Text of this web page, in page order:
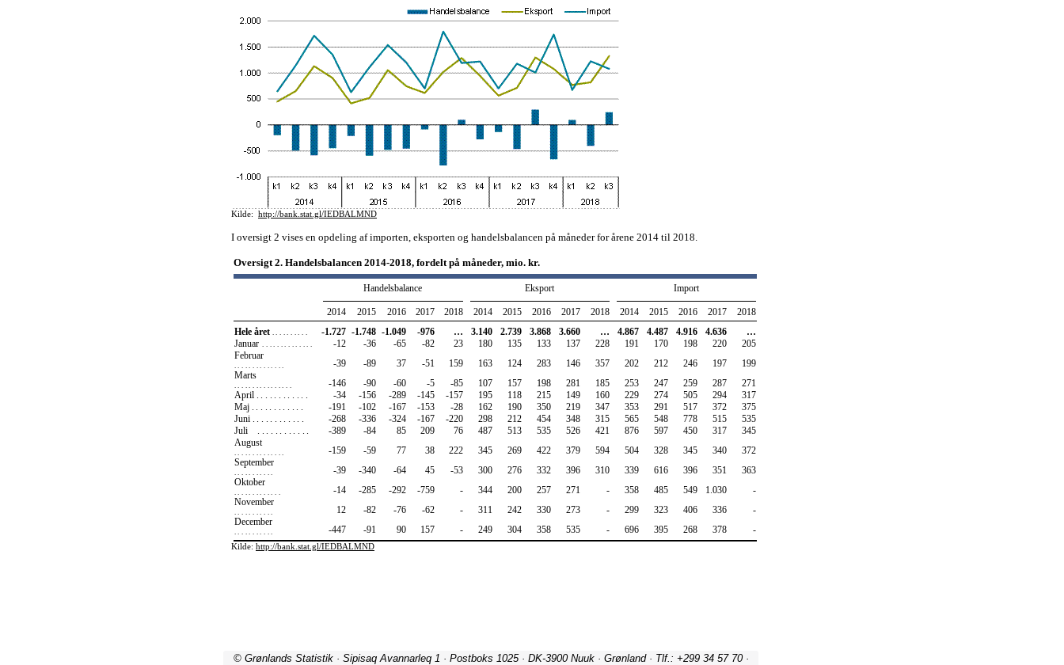
© Grønlands Statistik · Sipisaq Avannarleq 1 · Postboks 1025 · DK-3900 Nuuk · Grønland · Tlf.: +299 34 57 70 ·